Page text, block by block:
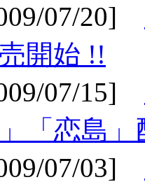
07/20]
開始 !!
07/15]
「恋島
07/03]